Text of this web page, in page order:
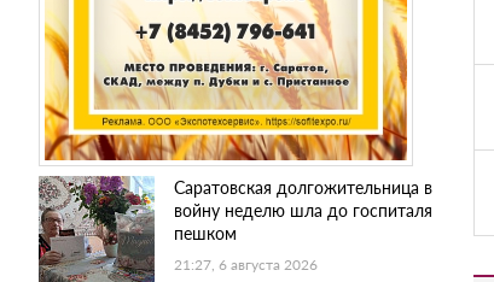
Саратовская долгожительница в
войну неделю шла до госпиталя
пешком
21:27, 6 августа 2026